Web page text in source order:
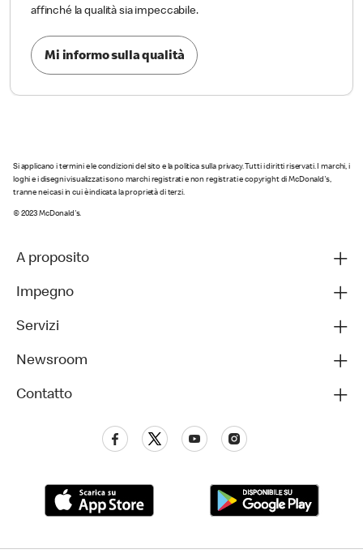
affinché la qualità sia impeccabile.
Mi informo sulla qualità
Si applicano i termini e le condizioni del sito e la politica sulla privacy. Tutti i diritti riservati. I marchi, i
loghi e i disegni visualizzati sono marchi registrati e non registrati e copyright di McDonald's,
tranne nei casi in cui è indicata la proprietà di terzi.
© 2023 McDonald's.
A proposito
Impegno
Servizi
Newsroom
Contatto